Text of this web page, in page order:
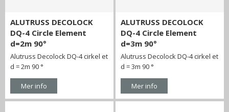
ALUTRUSS DECOLOCK
DQ-4 Circle Element
d=2m 90°
Alutruss Decolock DQ-4 cirkel et
d = 2m 90 °
Mer info
ALUTRUSS DECOLOCK
DQ-4 Circle Element
d=3m 90°
Alutruss Decolock DQ-4 cirkel et
d = 3m 90 °
Mer info